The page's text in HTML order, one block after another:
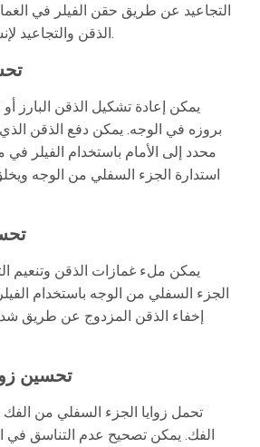
التجاعيد عن طريق حقن الفيلر في
الذقن والتجاعيد لإنشاء حافة أكثر تجانسًا.
يمكن إعادة تشكيل الذقن البارز أو
بروزه في الوجه. يمكن دفع الذقن الذي
محدد إلى الأمام باستخدام الفيلر في
استدارة الجزء السفلي من الوجه
يمكن ملء غمازات الذقن وتنعيم
الجزء السفلي من الوجه باستخدام
إخفاء الذقن المزدوج عن طريق شد
تحسين
تحمل زوايا الجزء السفلي من
الفك. يمكن تصحيح عدم التناسق في